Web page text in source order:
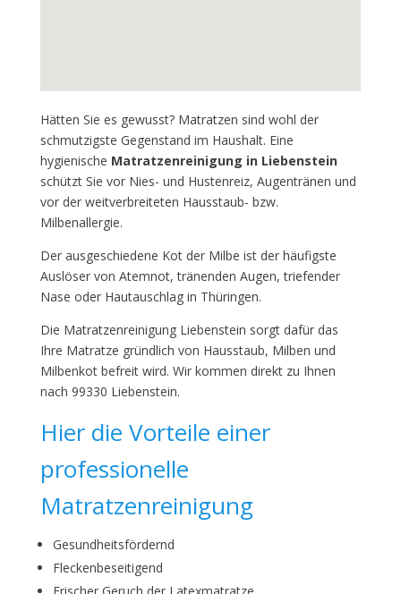
Hätten Sie es gewusst? Matratzen sind wohl der
schmutzigste Gegenstand im Haushalt. Eine
hygienische Matratzenreinigung in Liebenstein
schützt Sie vor Nies- und Hustenreiz, Augentränen und
vor der weitverbreiteten Hausstaub- bzw.
Milbenallergie.
Der ausgeschiedene Kot der Milbe ist der häufigste
Auslöser von Atemnot, tränenden Augen, triefender
Nase oder Hautauschlag in Thüringen.
Die Matratzenreinigung Liebenstein sorgt dafür das
Ihre Matratze gründlich von Hausstaub, Milben und
Milbenkot befreit wird. Wir kommen direkt zu Ihnen
nach 99330 Liebenstein.
Hier die Vorteile einer
professionelle
Matratzenreinigung
Gesundheitsfördernd
Fleckenbeseitigend